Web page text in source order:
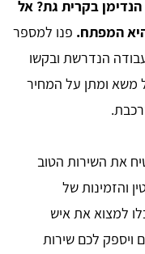
בקרית גת? אל
המפתח. פנו למספר
הנדרשת ובקשו
משא ומתן על המחיר
את השירות הטוב
והזמינות של
למצוא את איש
לכם שירות